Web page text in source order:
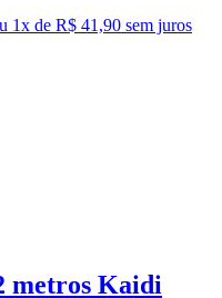
1x de R$ 41,90 sem juros
metros Kaidi